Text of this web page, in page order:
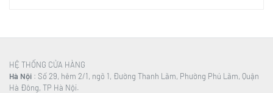
HỆ THỐNG CỬA HÀNG
Hà Nội : Số 29, hẻm 2/1, ngõ 1, Đường Thanh Lãm, Phường Phú Lãm, Quận
Hà Đông, TP Hà Nội.